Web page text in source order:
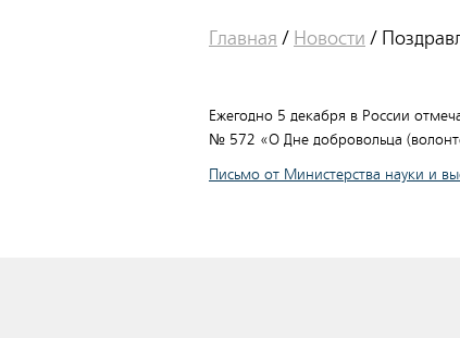
Главная / Новости /
Ежегодно 5 декабря в России
№ 572 «О Дне добровольца
Письмо от Министерства науки и